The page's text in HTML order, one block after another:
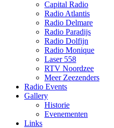
Capital Radio
Radio Atlantis
Radio Delmare
Radio Paradijs
Radio Dolfijn
Radio Monique
Laser 558
RTV Noordzee
Meer Zeezenders
Radio Events
Gallery
Historie
Evenementen
Links